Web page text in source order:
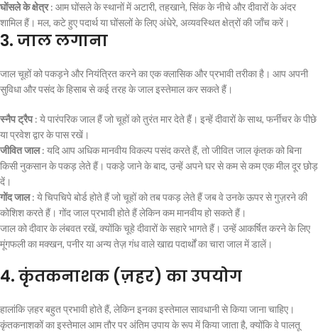
घोंसले के क्षेत्र: आम घोंसले के स्थानों में अटारी, तहखाने, सिंक के नीचे और दीवारों के अंदर
शामिल हैं। मल, कटे हुए पदार्थ या घोंसलों के लिए अंधेरे, अव्यवस्थित क्षेत्रों की जाँच करें।
3.जाल लगाना
जाल चूहों को पकड़ने और नियंत्रित करने का एक क्लासिक और प्रभावी तरीका है। आप अपनी
सुविधा और पसंद के हिसाब से कई तरह के जाल इस्तेमाल कर सकते हैं।
स्नैप ट्रैप: ये पारंपरिक जाल हैं जो चूहों को तुरंत मार देते हैं। इन्हें दीवारों के साथ, फर्नीचर के पीछे
या प्रवेश द्वार के पास रखें।
जीवित जाल: यदि आप अधिक मानवीय विकल्प पसंद करते हैं, तो जीवित जाल कृंतक को बिना
किसी नुकसान के पकड़ लेते हैं। पकड़े जाने के बाद, उन्हें अपने घर से कम से कम एक मील दूर छोड़
दें।
गोंद जाल: ये चिपचिपे बोर्ड होते हैं जो चूहों को तब पकड़ लेते हैं जब वे उनके ऊपर से गुज़रने की
कोशिश करते हैं। गोंद जाल प्रभावी होते हैं लेकिन कम मानवीय हो सकते हैं।
जाल को दीवार के लंबवत रखें, क्योंकि चूहे दीवारों के सहारे भागते हैं। उन्हें आकर्षित करने के लिए
मूंगफली का मक्खन, पनीर या अन्य तेज़ गंध वाले खाद्य पदार्थों का चारा जाल में डालें।
4.कृंतकनाशक (ज़हर) का उपयोग
हालांकि ज़हर बहुत प्रभावी होते हैं, लेकिन इनका इस्तेमाल सावधानी से किया जाना चाहिए।
कृंतकनाशकों का इस्तेमाल आम तौर पर अंतिम उपाय के रूप में किया जाता है, क्योंकि वे पालतू